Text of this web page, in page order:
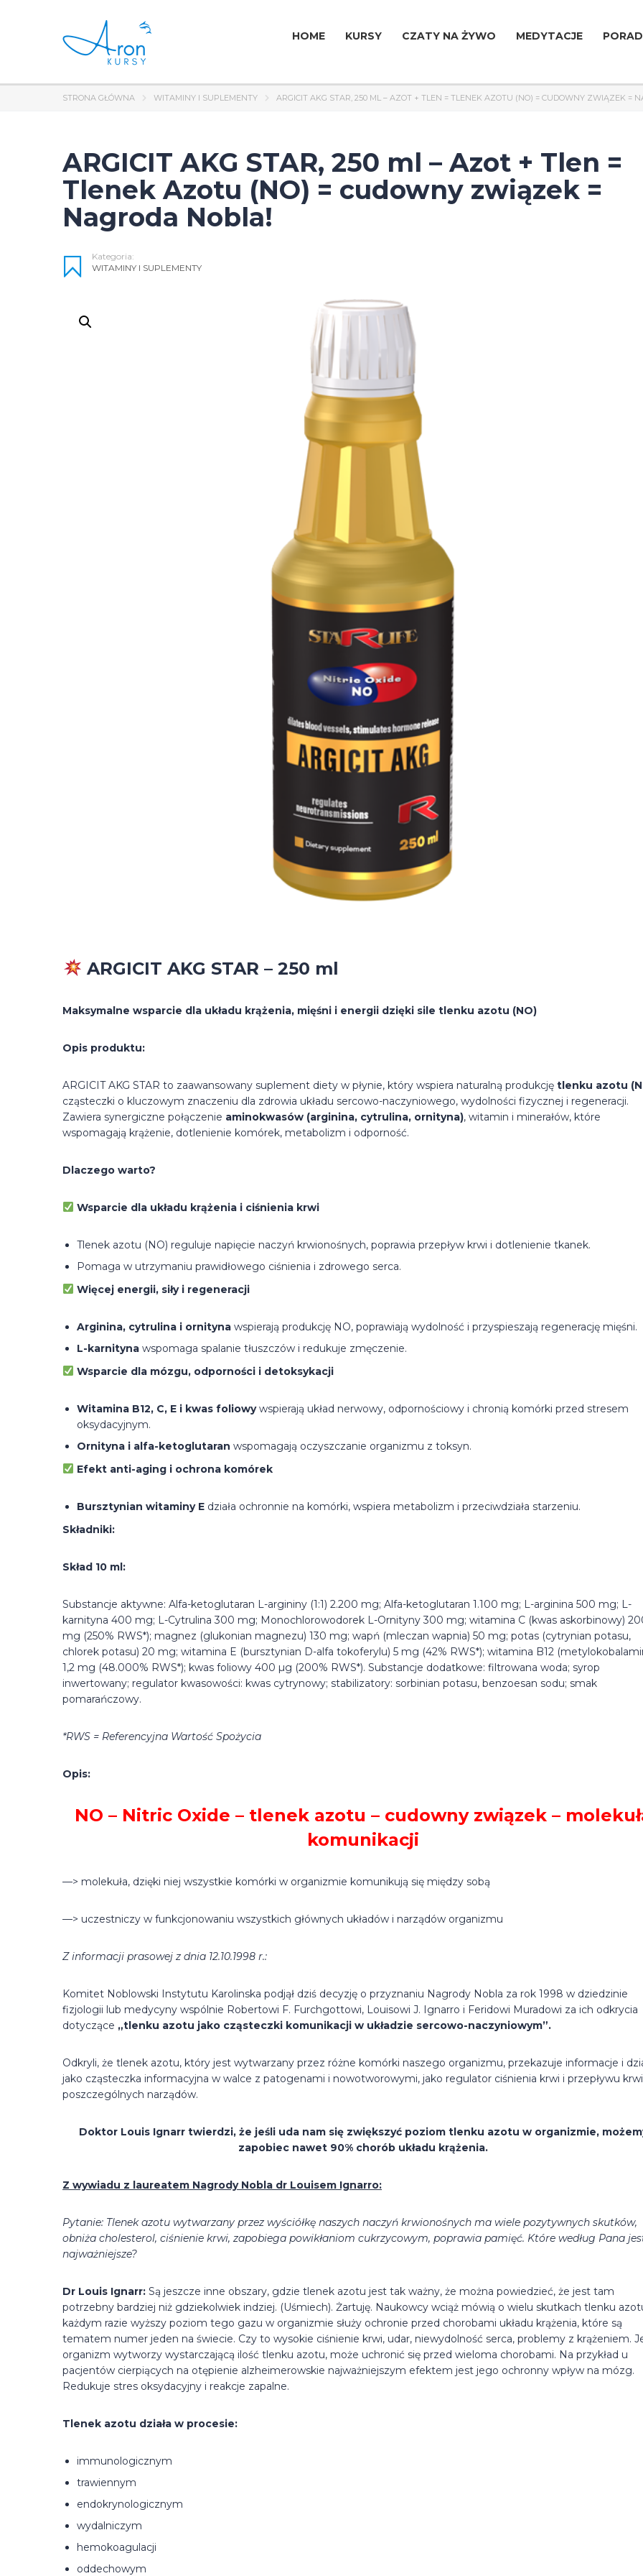
HOME KURSY CZATY NA ŻYWO MEDYTACJE
STRONA GŁÓWNA WITAMINY I SUPLEMENTY ARGICIT AKG STAR, 250 ML – AZOT + TLEN = TLENEK AZOTU (NO) = CUDOWNY ZWIĄZEK =
ARGICIT AKG STAR, 250 ml – Azot + Tlen =
Tlenek Azotu (NO) = cudowny związek =
Nagroda Nobla!
Kategoria:
WITAMINY I SUPLEMENTY
ARGICIT AKG STAR – 250 ml
Maksymalne wsparcie dla układu krążenia, mięśni i energii dzięki sile tlenku azotu (NO)
Opis produktu:
ARGICIT AKG STAR to zaawansowany suplement diety w płynie, który wspiera naturalną produkcję tlenku azotu
cząsteczki o kluczowym znaczeniu dla zdrowia układu sercowo-naczyniowego, wydolności fizycznej i regeneracji.
Zawiera synergiczne połączenie aminokwasów (arginina, cytrulina, ornityna), witamin i minerałów, które
wspomagają krążenie, dotlenienie komórek, metabolizm i odporność.
Dlaczego warto?
Wsparcie dla układu krążenia i ciśnienia krwi
Tlenek azotu (NO) reguluje napięcie naczyń krwionośnych, poprawia przepływ krwi i dotlenienie tkanek.
Pomaga w utrzymaniu prawidłowego ciśnienia i zdrowego serca.
Więcej energii, siły i regeneracji
Arginina, cytrulina i ornityna wspierają produkcję NO, poprawiają wydolność i przyspieszają regenerację mięśni.
L-karnityna wspomaga spalanie tłuszczów i redukuje zmęczenie.
Wsparcie dla mózgu, odporności i detoksykacji
Witamina B12, C, E i kwas foliowywspierają układ nerwowy, odpornościowy i chronią komórki przed stresem
oksydacyjnym.
Ornityna i alfa-ketoglutaran wspomagają oczyszczanie organizmu z toksyn.
Efekt anti-aging i ochrona komórek
Bursztynian witaminy E działa ochronnie na komórki, wspiera metabolizm i przeciwdziała starzeniu.
Składniki:
Skład 10 ml:
Substancje aktywne: Alfa-ketoglutaran L-argininy (1:1) 2.200 mg; Alfa-ketoglutaran 1.100 mg; L-arginina 500 mg; L-
karnityna 400 mg; L-Cytrulina 300 mg; Monochlorowodorek L-Ornityny 300 mg; witamina C (kwas askorbinowy)
mg (250% RWS*); magnez (glukonian magnezu) 130 mg; wapń (mleczan wapnia) 50 mg; potas (cytrynian potasu,
chlorek potasu) 20 mg; witamina E (bursztynian D-alfa tokoferylu) 5 mg (42% RWS*); witamina B12
1,2 mg (48.000% RWS*); kwas foliowy 400 µg (200% RWS*). Substancje dodatkowe: filtrowana woda; syrop
inwertowany; regulator kwasowości: kwas cytrynowy; stabilizatory: sorbinian potasu, benzoesan sodu; smak
pomarańczowy.
*RWS = Referencyjna Wartość Spożycia
Opis:
NO – Nitric Oxide – tlenek azotu – cudowny związek –
komunikacji
—> molekuła, dzięki niej wszystkie komórki w organizmie komunikują się między sobą
—> uczestniczy w funkcjonowaniu wszystkich głównych układów i narządów organizmu
Z informacji prasowej z dnia 12.10.1998 r.:
Komitet Noblowski Instytutu Karolinska podjął dziś decyzję o przyznaniu Nagrody Nobla za rok 1998 w dziedzinie
fizjologii lub medycyny wspólnie Robertowi F. Furchgottowi, Louisowi J. Ignarro i Feridowi Muradowi za ich odkrycia
dotyczące „tlenku azotu jako cząsteczki komunikacji w układzie sercowo-naczyniowym”.
Odkryli, że tlenek azotu, który jest wytwarzany przez różne komórki naszego organizmu, przekazuje informacje i
jako cząsteczka informacyjna w walce z patogenami i nowotworowymi, jako regulator ciśnienia krwi i przepływu
poszczególnych narządów.
Doktor Louis Ignarr twierdzi, że jeśli uda nam się zwiększyć poziom tlenku azotu w organizmie,
zapobiec nawet 90% chorób układu krążenia.
Z wywiadu z laureatem Nagrody Nobla dr Louisem Ignarro:
Pytanie: Tlenek azotu wytwarzany przez wyściółkę naszych naczyń krwionośnych ma wiele pozytywnych skutków,
obniża cholesterol, ciśnienie krwi, zapobiega powikłaniom cukrzycowym, poprawia pamięć. Które według Pana
najważniejsze?
Dr Louis Ignarr: Są jeszcze inne obszary, gdzie tlenek azotu jest tak ważny, że można powiedzieć, że jest tam
potrzebny bardziej niż gdziekolwiek indziej. (Uśmiech). Żartuję. Naukowcy wciąż mówią o wielu skutkach tlenku
każdym razie wyższy poziom tego gazu w organizmie służy ochronie przed chorobami układu krążenia, które są
tematem numer jeden na świecie. Czy to wysokie ciśnienie krwi, udar, niewydolność serca, problemy z krążeniem.
organizm wytworzy wystarczającą ilość tlenku azotu, może uchronić się przed wieloma chorobami. Na przykład u
pacjentów cierpiących na otępienie alzheimerowskie najważniejszym efektem jest jego ochronny wpływ na mózg.
Redukuje stres oksydacyjny i reakcje zapalne.
Tlenek azotu działa w procesie:
immunologicznym
trawiennym
endokrynologicznym
wydalniczym
hemokoagulacji
oddechowym